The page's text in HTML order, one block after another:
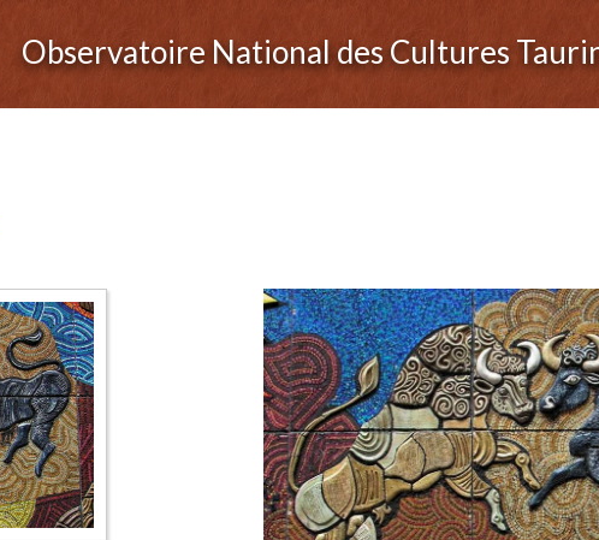
Observatoire National des Cultures